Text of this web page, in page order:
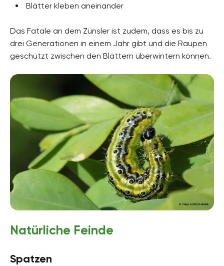
Blätter kleben aneinander
Das Fatale an dem Zünsler ist zudem, dass es bis zu
drei Generationen in einem Jahr gibt und die Raupen
geschützt zwischen den Blättern überwintern können.
Natürliche Feinde
Spatzen